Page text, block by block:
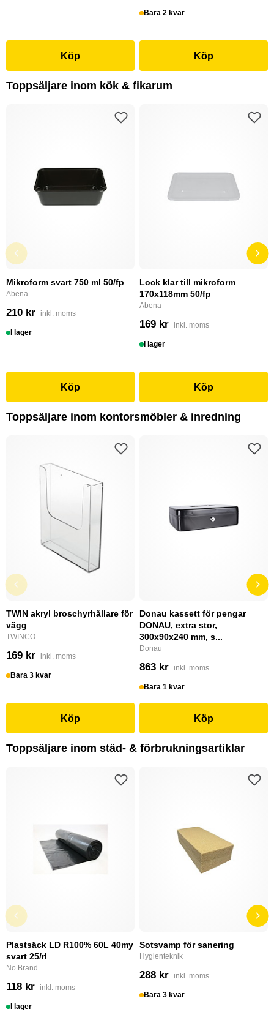
Köp
Bara 2 kvar
Köp
Toppsäljare inom kök & fikarum
Mikroform svart 750 ml 50/fp
Abena
210 kr inkl. moms
I lager
Köp
Lock klar till mikroform
170x118mm 50/fp
Abena
169 kr inkl. moms
I lager
Köp
Toppsäljare inom kontorsmöbler & inredning
TWIN akryl broschyrhållare för
vägg
TWINCO
169 kr inkl. moms
Bara 3 kvar
Köp
Donau kassett för pengar
DONAU, extra stor,
300x90x240 mm, s...
Donau
863 kr inkl. moms
Bara 1 kvar
Köp
Toppsäljare inom städ- & förbrukningsartiklar
Plastsäck LD R100% 60L 40my
svart 25/rl
No Brand
118 kr inkl. moms
I lager
Sotsvamp för sanering
Hygienteknik
288 kr inkl. moms
Bara 3 kvar